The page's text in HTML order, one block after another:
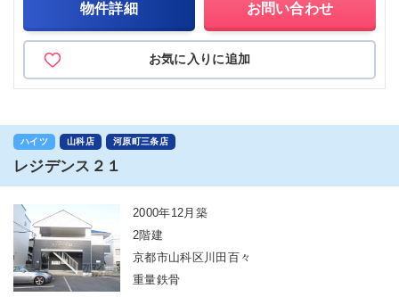
物件詳細 お問い合わせ
お気に入りに追加
ハイツ 山科店 河原町三条店
レジデンス２１
2000年12月築
2階建
京都市山科区川田百々
重量鉄骨